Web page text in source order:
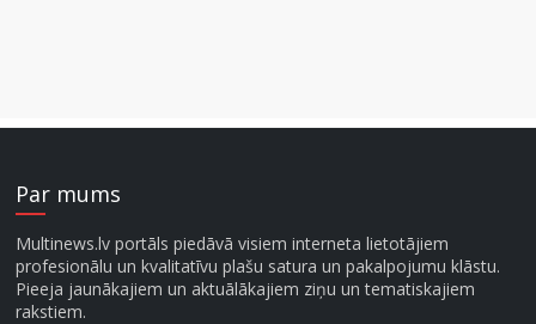
Par mums
Multinews.lv portāls piedāvā visiem interneta lietotājiem
profesionālu un kvalitatīvu plašu satura un pakalpojumu klāstu.
Pieeja jaunākajiem un aktuālākajiem ziņu un tematiskajiem
rakstiem.